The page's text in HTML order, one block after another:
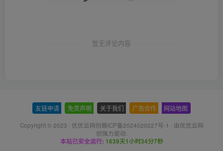
暂无评论内容
友链申请 免责声明 关于我们 广告合作 网站地图
Copyright © 2023 · 优优云网创赣ICP备2024020227号-1 · 由优优云网
创强力驱动.
本站已安全运行: 1639天1小时34分8秒